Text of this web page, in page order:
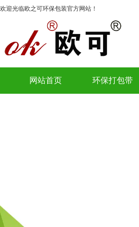
欢迎光临欧之可环保包装官方网站！
网站首页 环保打包带